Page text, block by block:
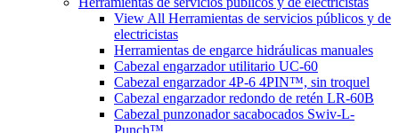
View All Herramientas de servicios públicos y de
electricistas
Herramientas de engarce hidráulicas manuales
Cabezal engarzador utilitario UC-60
Cabezal engarzador 4P-6 4PIN™, sin troquel
Cabezal engarzador redondo de retén LR-60B
Cabezal punzonador sacabocados Swiv-L-